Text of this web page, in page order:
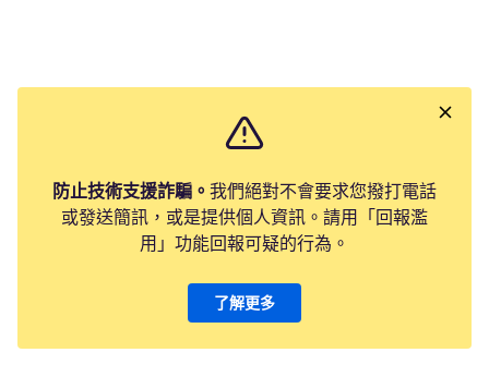
防止技術支援詐騙。 我們絕對不會要求您撥打電話
或發送簡訊，或是提供個人資訊。請用「回報濫
用」功能回報可疑的行為。
了解更多